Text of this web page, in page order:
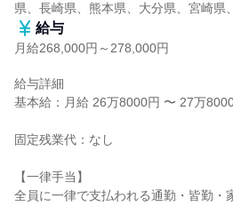
県、長崎県、熊本県、大分県、宮崎県
給与
月給268,000円～278,000円
給与詳細
基本給：月給 26万8000円 〜 27万
固定残業代：なし
【一律手当】
全員に一律で支払われる通勤・皆勤・